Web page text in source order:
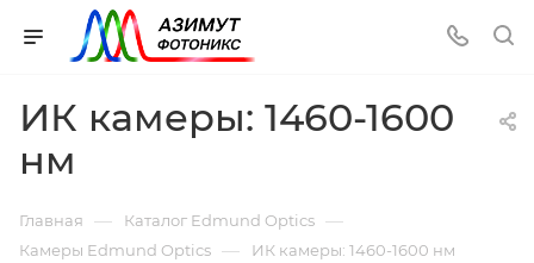
ИК камеры: 1460-1600
нм
Главная — Каталог Edmund Optics —
Камеры Edmund Optics — ИК камеры: 1460-1600 нм